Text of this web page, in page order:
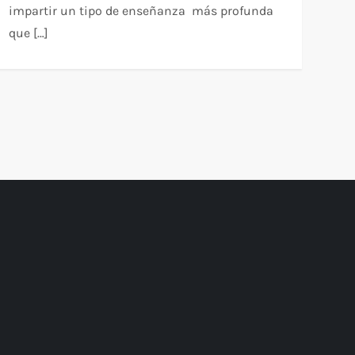
impartir un tipo de enseñanza más profunda
que […]